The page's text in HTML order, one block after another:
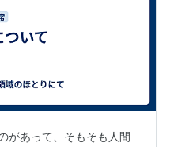
があって、そもそも人間